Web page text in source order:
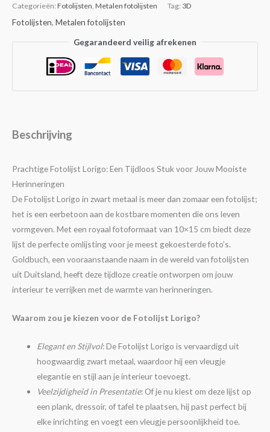
Categorieën: Fotolijsten Metalen fotolijsten Tag: 3D
Fotolijsten, Metalen fotolijsten
Gegarandeerd veilig afrekenen
Beschrijving
Prachtige Fotolijst Lorigo: Een Tijdloos Stuk voor Jouw Mooiste
Herinneringen
De Fotolijst Lorigo in zwart metaal is meer dan zomaar een fotolijst;
het is een eerbetoon aan de kostbare momenten die ons leven
vormgeven. Met een royaal fotoformaat van 10×15 cm biedt deze
lijst de perfecte omlijsting voor je meest gekoesterde foto’s.
Goldbuch, een vooraanstaande naam in de wereld van fotolijsten
uit Duitsland, heeft deze tijdloze creatie ontworpen om jouw
interieur te verrijken met de warmte van herinneringen.
Waarom zou je kiezen voor de Fotolijst Lorigo?
Elegant en Stijlvol: De Fotolijst Lorigo is vervaardigd uit
hoogwaardig zwart metaal, waardoor hij een vleugje
elegantie en stijl aan je interieur toevoegt.
Veelzijdigheid in Presentatie: Of je nu kiest om deze lijst op
een plank, dressoir, of tafel te plaatsen, hij past perfect bij
elke inrichting en voegt een vleugje persoonlijkheid toe.